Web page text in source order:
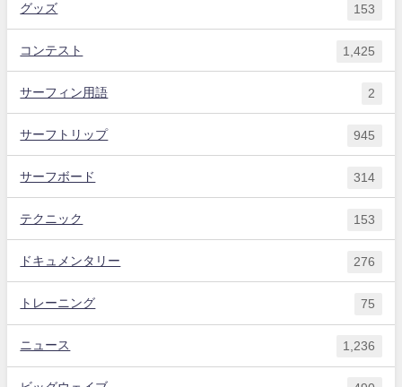
グッズ 153
コンテスト 1,425
サーフィン用語 2
サーフトリップ 945
サーフボード 314
テクニック 153
ドキュメンタリー 276
トレーニング 75
ニュース 1,236